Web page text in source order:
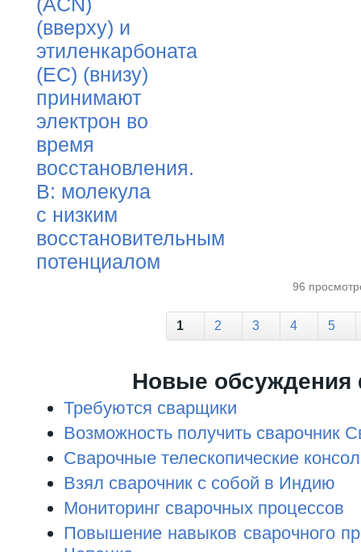
96
1 2 3 4 5
Новые
Требуются сварщики
Возможность получить сварочник
Сварочные телескопические
Взял сварочник с собой в Индию
Мониторинг сварочных процессов
Повышение навыков сварочного